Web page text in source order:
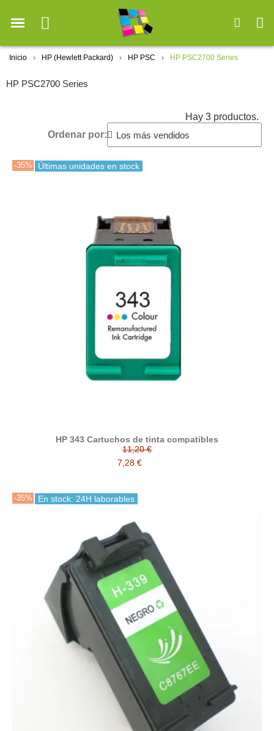
Inicio HP (Hewlett Packard) HP PSC HP PSC2700 Series
HP PSC2700 Series
Hay 3 productos.
Ordenar por:
-35% Últimas unidades en stock
HP 343 Cartuchos de tinta compatibles
11,20 €
7,28 €
-35% En stock: 24H laborables